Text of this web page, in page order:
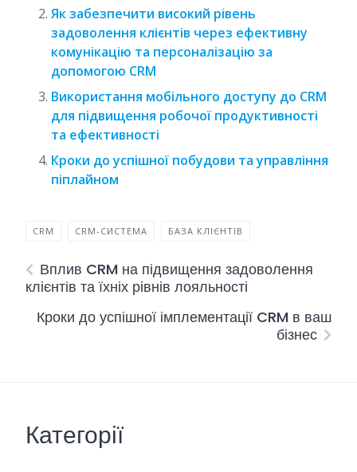
Як забезпечити високий рівень
задоволення клієнтів через ефективну
комунікацію та персоналізацію за
допомогою CRM
Використання мобільного доступу до CRM
для підвищення робочої продуктивності
та ефективності
Кроки до успішної побудови та управління
піплайном
CRM CRM-СИСТЕМА БАЗА КЛІЄНТІВ
Вплив CRM на підвищення задоволення
клієнтів та їхніх рівнів лояльності
Кроки до успішної імплементації CRM в ваш
бізнес
Категорії